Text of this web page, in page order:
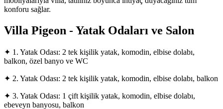
konforu sağlar.
Villa Pigeon - Yatak Odaları ve Salon
✦ 1. Yatak Odası: 2 tek kişilik yatak, komodin, elbise dolabı,
balkon, özel banyo ve WC
✦ 2. Yatak Odası: 2 tek kişilik yatak, komodin, elbise dolabı, balkon
✦ 3. Yatak Odası: 1 çift kişilik yatak, komodin, elbise dolabı,
ebeveyn banyosu, balkon